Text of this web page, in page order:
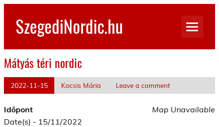
Skip
contentSzegediNordic.hu
Mátyás téri nordic
2022-11-15 Kocsis Mária Leave a comment
Map Unavailable
Időpont
Date(s) - 15/11/2022